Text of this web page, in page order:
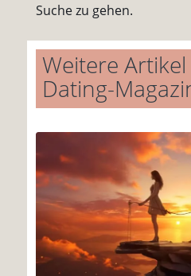
Suche zu gehen.
Weitere
Dating-